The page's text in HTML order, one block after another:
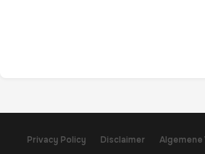
Privacy Policy Disclaimer Algemene